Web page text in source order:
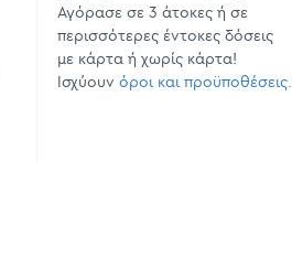
Αγόρασε σε 3 άτοκες ή σε
περισσότερες έντοκες δόσεις
με κάρτα ή χωρίς κάρτα!
Ισχύουν όροι και προϋποθέσεις.